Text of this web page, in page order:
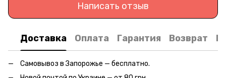
Написать отзыв
Доставка Оплата Гарантия Возврат
Самовывоз в Запорожье — бесплатно.